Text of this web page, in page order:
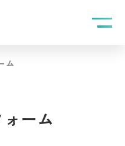
ム
ーム